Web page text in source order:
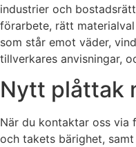
industrier och
förarbete, rätt
som står emot väder,
tillverkares anvisningar,
Nytt plåttak
När du kontaktar oss via
och takets bärighet,